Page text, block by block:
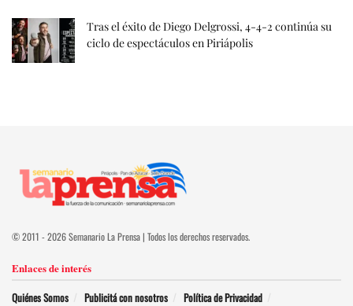
Tras el éxito de Diego Delgrossi, 4-4-2 continúa su
ciclo de espectáculos en Piriápolis
© 2011 - 2026 Semanario La Prensa | Todos los derechos reservados.
Enlaces de interés
Quiénes Somos Publicitá con nosotros Política de Privacidad